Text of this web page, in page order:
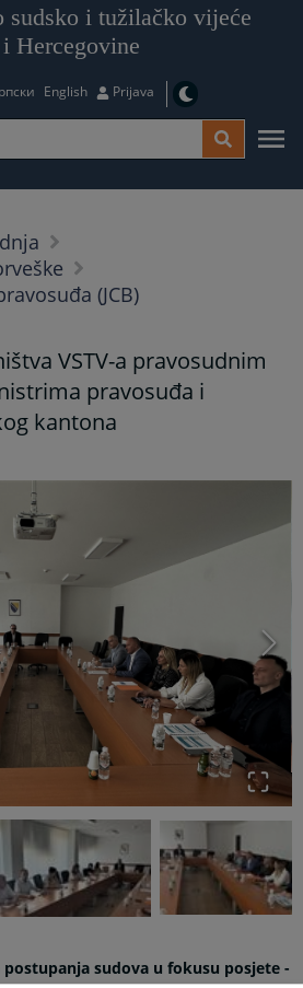
sudsko i tužilačko vijeće
Hercegovine
English Prijava
(JCB)
VSTV-a pravosudnim
pravosuđa i
kantona
sudova u fokusu posjete -